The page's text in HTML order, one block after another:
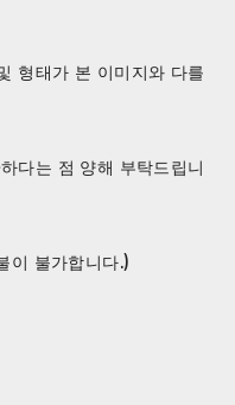
형태가 본 이미지와 다를
하다는 점 양해 부탁드립니
이 불가합니다.)